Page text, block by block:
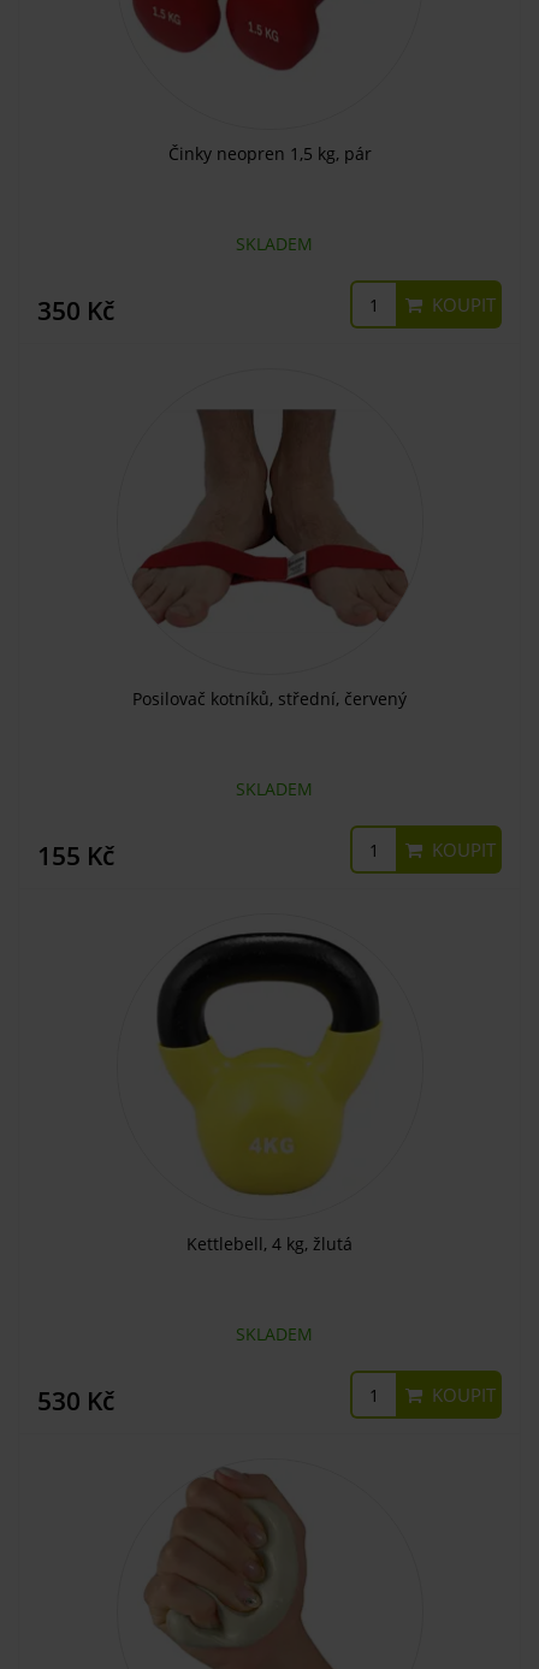
Činky neopren 1,5 kg, pár
SKLADEM
350 Kč KOUPIT
Posilovač kotníků, střední, červený
SKLADEM
155 Kč KOUPIT
Kettlebell, 4 kg, žlutá
SKLADEM
530 Kč KOUPIT